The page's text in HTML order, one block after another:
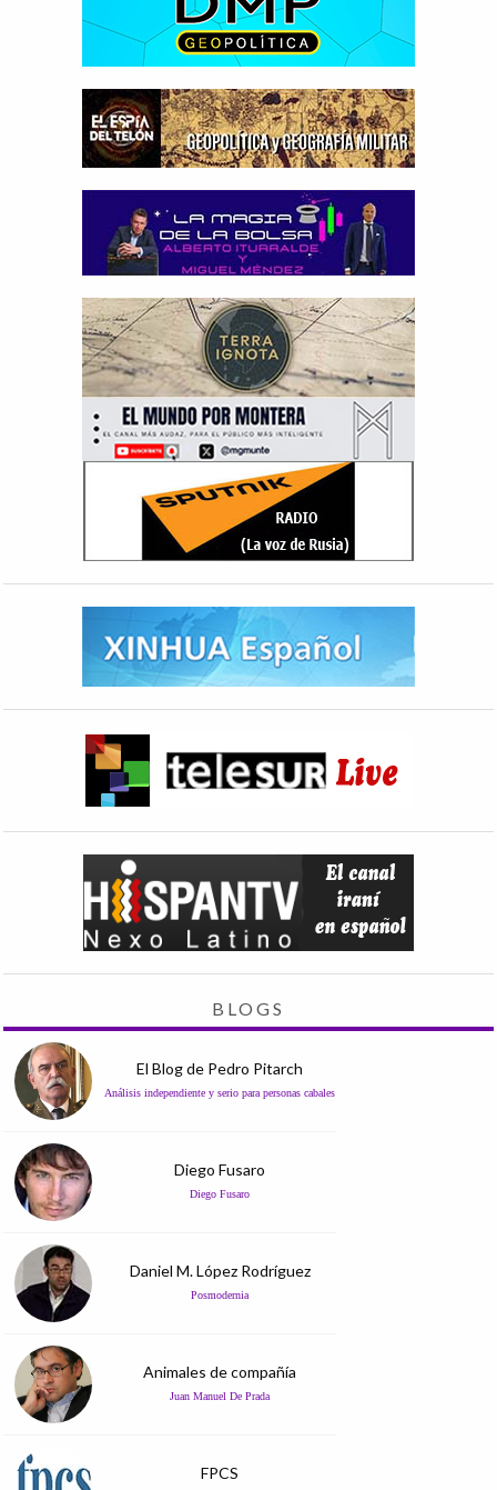
BLOGS
El Blog de Pedro Pitarch
Análisis independiente y serio para personas cabales
Diego Fusaro
Diego Fusaro
Daniel M. López Rodríguez
Posmodernia
Animales de compañía
Juan Manuel De Prada
FPCS